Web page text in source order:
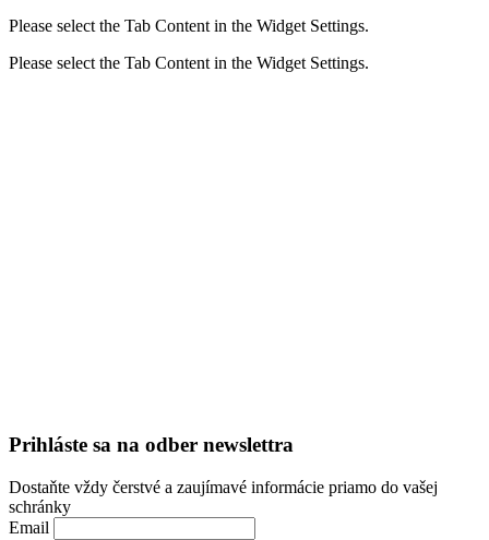
Please select the Tab Content in the Widget Settings.
Please select the Tab Content in the Widget Settings.
Prihláste sa na odber newslettra
Dostaňte vždy čerstvé a zaujímavé informácie priamo do vašej
schránky
Email